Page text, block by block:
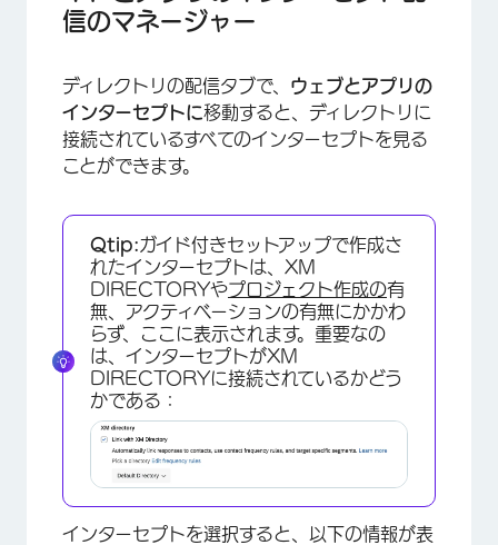
×
信のマネージャー
ディレクトリの配信タブで、 ウェブとアプリの
インターセプトに移動すると、ディレクトリに
接続されているすべてのインターセプトを見る
ことができます。
Qtip:ガイド付きセットアップで作成さ
れたインターセプトは、XM
DIRECTORYやプロジェクト作成の有
無、アクティベーションの有無にかかわ
らず、ここに表示されます。重要なの
は、インターセプトがXM
DIRECTORYに接続されているかどう
かである：
インターセプトを選択すると、以下の情報が表